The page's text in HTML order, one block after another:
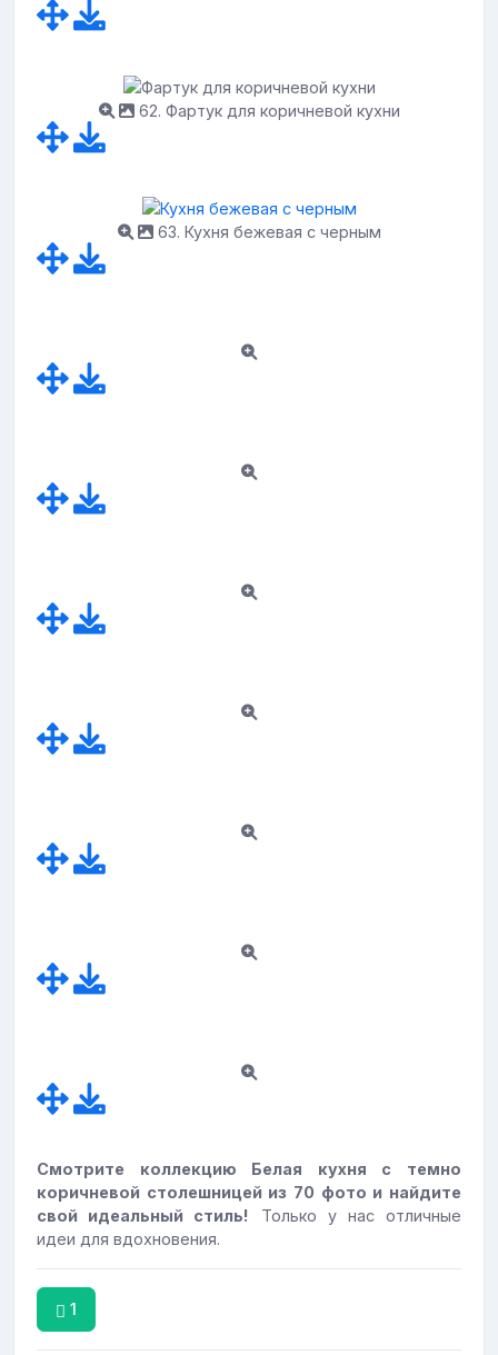
62. Фартук для коричневой кухни
63. Кухня бежевая с черным
Смотрите коллекцию Белая кухня с темно
коричневой столешницей из 70 фото и найдите
свой идеальный стиль!
Только у нас отличные
идеи для вдохновения.
1